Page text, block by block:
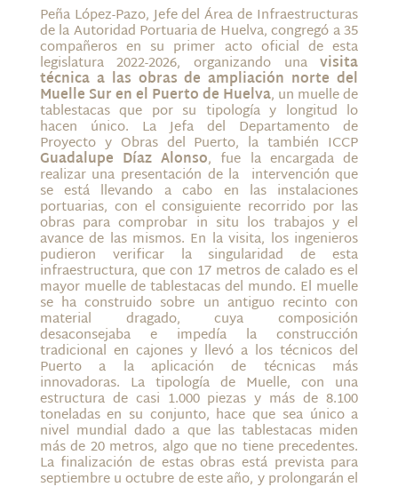
Peña López-Pazo, Jefe del Área de Infraestructuras
de la Autoridad Portuaria de Huelva, congregó a 35
compañeros en su primer acto oficial de esta
legislatura 2022-2026, organizando unavisita
técnica a las obras de ampliación norte del
Muelle Sur en el Puerto de Huelva, un muelle de
tablestacas que por su tipología y longitud lo
hacen único. La Jefa del Departamento de
Proyecto y Obras del Puerto, la también ICCP
Guadalupe Díaz Alonso, fue la encargada de
realizar una presentación de la intervención que
se está llevando a cabo en las instalaciones
portuarias, con el consiguiente recorrido por las
obras para comprobar in situ los trabajos y el
avance de las mismos. En la visita, los ingenieros
pudieron verificar la singularidad de esta
infraestructura, que con 17 metros de calado es el
mayor muelle de tablestacas del mundo. El muelle
se ha construido sobre un antiguo recinto con
material dragado, cuya composición
desaconsejaba e impedía la construcción
tradicional en cajones y llevó a los técnicos del
Puerto a la aplicación de técnicas más
innovadoras. La tipología de Muelle, con una
estructura de casi 1.000 piezas y más de 8.100
toneladas en su conjunto, hace que sea único a
nivel mundial dado a que las tablestacas miden
más de 20 metros, algo que no tiene precedentes.
La finalización de estas obras está prevista para
septiembre u octubre de este año, y prolongarán el